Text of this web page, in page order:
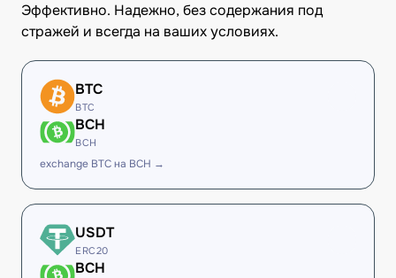
Эффективно. Надежно, без содержания под
стражей и всегда на ваших условиях.
BTC
BTC
BCH
BCH
exchange BTC на BCH →
USDT
ERC20
BCH